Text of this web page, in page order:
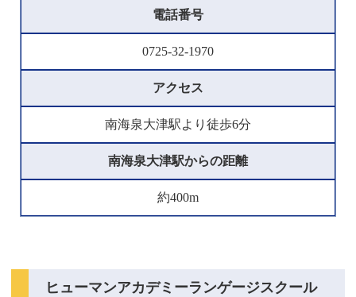
電話番号
0725-32-1970
アクセス
南海泉大津駅より徒歩6分
南海泉大津駅からの距離
約400m
ヒューマンアカデミーランゲージスクール